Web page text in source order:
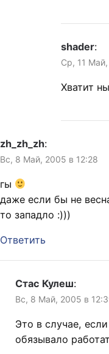
shader:
Ср, 11
Хватит
zh_zh_zh:
Вс, 8 Май, 2005 в 12:28
гы
даже если бы не
то западло :)))
Ответить
Стас Кулеш:
Вс, 8 Май, 2005 в
Это в случае,
обязывало